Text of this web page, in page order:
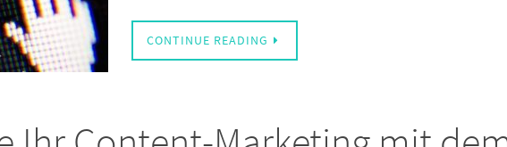
CONTINUE READING